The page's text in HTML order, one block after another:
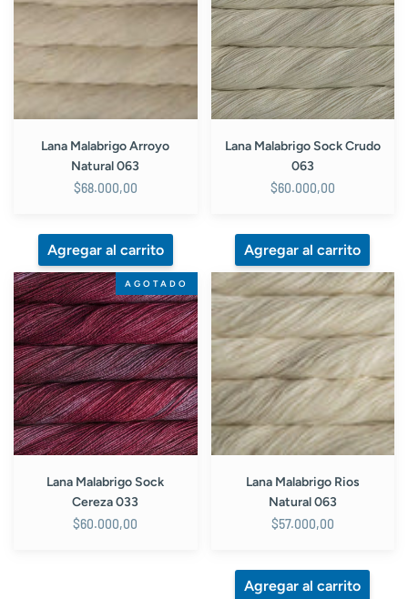
Natural
Lana Malabrigo Arroyo
Natural 063
$68.000,00
Crudo
063
Lana Malabrigo Sock Crudo
063
$60.000,00
Lana
Malabrigo
Sock
Cereza
033
AGOTADO
Lana Malabrigo Sock
Cereza 033
$60.000,00
Lana
Malabrigo
Rios
Natural
063
Lana Malabrigo Rios
Natural 063
$57.000,00